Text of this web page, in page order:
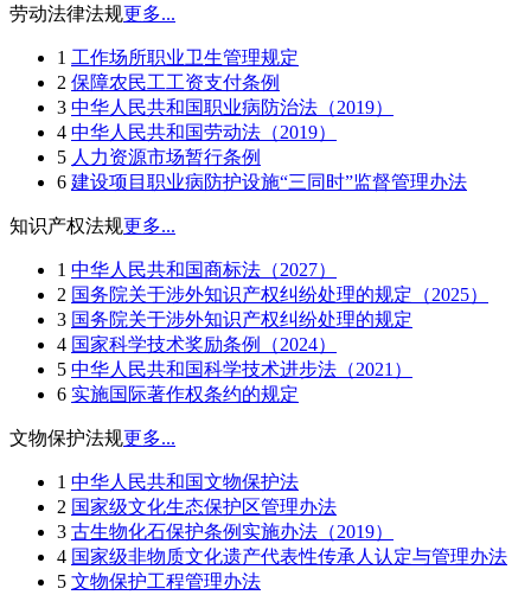
劳动法律法规更多...
1 工作场所职业卫生管理规定
2 保障农民工工资支付条例
3 中华人民共和国职业病防治法（2019）
4 中华人民共和国劳动法（2019）
5 人力资源市场暂行条例
6 建设项目职业病防护设施“三同时”监督管理办法
知识产权法规更多...
1 中华人民共和国商标法（2027）
2 国务院关于涉外知识产权纠纷处理的规定（2025）
3 国务院关于涉外知识产权纠纷处理的规定
4 国家科学技术奖励条例（2024）
5 中华人民共和国科学技术进步法（2021）
6 实施国际著作权条约的规定
文物保护法规更多...
1 中华人民共和国文物保护法
2 国家级文化生态保护区管理办法
3 古生物化石保护条例实施办法（2019）
4 国家级非物质文化遗产代表性传承人认定与管理办法
5 文物保护工程管理办法